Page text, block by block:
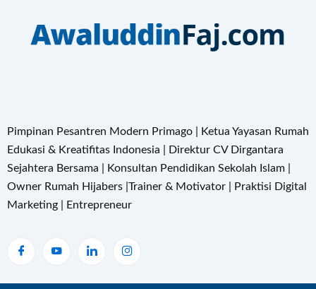
Pimpinan Pesantren Modern Primago | Ketua Yayasan Rumah
Edukasi & Kreatifitas Indonesia | Direktur CV Dirgantara
Sejahtera Bersama | Konsultan Pendidikan Sekolah Islam |
Owner Rumah Hijabers |Trainer & Motivator | Praktisi Digital
Marketing | Entrepreneur